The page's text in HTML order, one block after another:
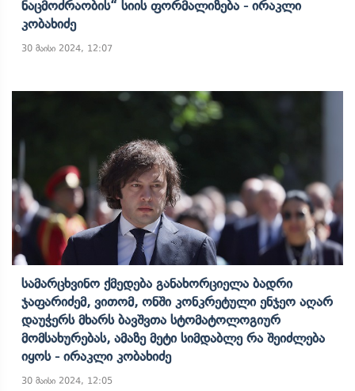
Ნაცმოძრაობის“ Სიის Ფორმალიზება - Ირაკლი
Კობახიძე
30 მაისი 2024, 12:07
Სამარცხვინო Ქმედება Განახორციელა Ბადრი
Ჯაფარიძემ, Ვითომ, Ონში Კონკრეტული Ენჯეო Აღარ
Დაუჭერს Მხარს Ბავშვთა Სტომატოლოგიურ
Მომსახურებას, Ამაზე Მეტი Სიმდაბლე Რა Შეიძლება
Იყოს - Ირაკლი Კობახიძე
30 მაისი 2024, 12:05